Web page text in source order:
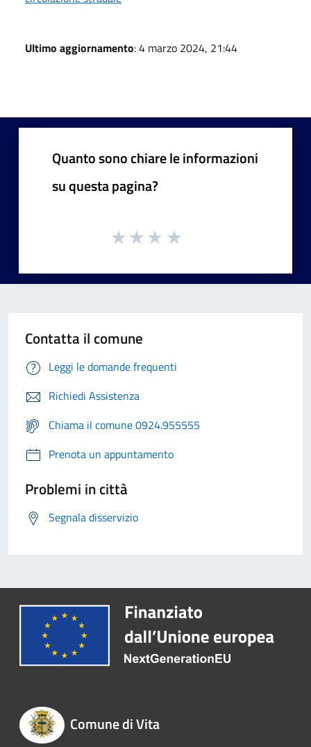
Ultimo aggiornamento: 4 marzo 2024, 21:44
Quanto sono chiare le informazioni
su questa pagina?
Contatta il comune
Leggi le domande frequenti
Richiedi Assistenza
Chiama il comune 0924.955555
Prenota un appuntamento
Problemi in città
Segnala disservizio
Comune di Vita